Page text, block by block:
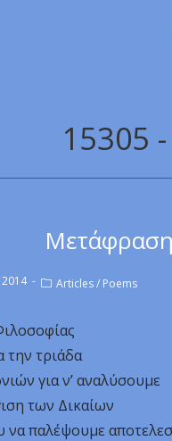
15305
Articles/ Poems
την τριάδα
για ν’ αναλύσουμε
των Δικαίων
να παλέψουμε